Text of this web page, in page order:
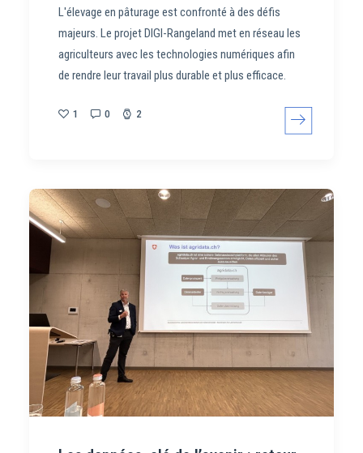
L'élevage en pâturage est confronté à des défis
majeurs. Le projet DIGI-Rangeland met en réseau les
agriculteurs avec les technologies numériques afin
de rendre leur travail plus durable et plus efficace.
1 0 2